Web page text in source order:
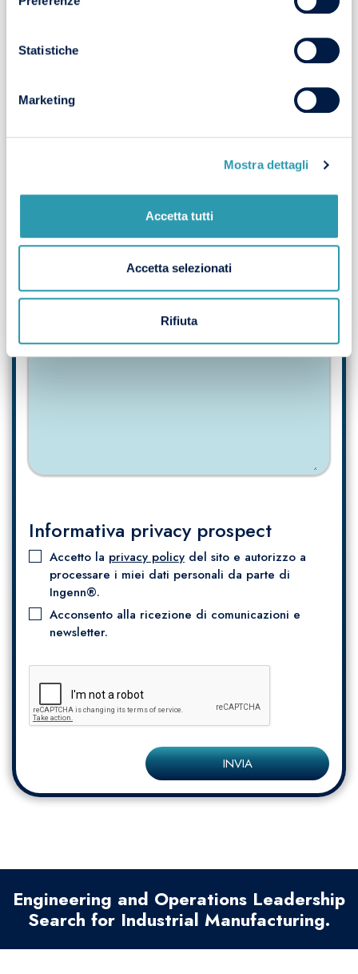
Statistiche
Marketing
Mostra dettagli
Accetta tutti
Accetta selezionati
Rifiuta
Informativa privacy prospect
Accetto la privacy policy del sito e autorizzo a
processare i miei dati personali da parte di
Ingenn®.
Acconsento alla ricezione di comunicazioni e
newsletter.
INVIA
Engineering and Operations Leadership
Search for Industrial Manufacturing.